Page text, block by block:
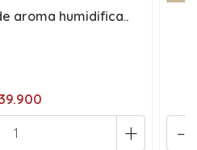
aroma humidifica..
+ -